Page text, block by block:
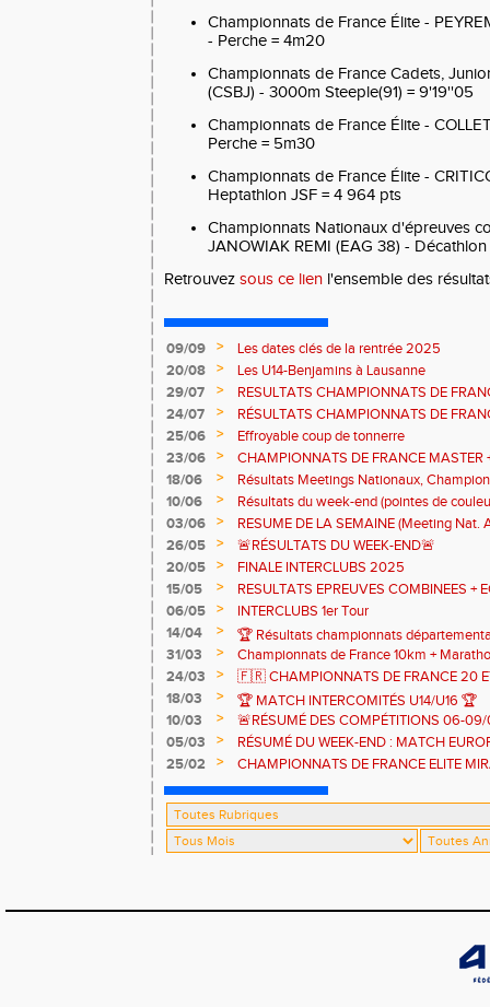
Championnats de France Élite -
- Perche = 4m20
Championnats de France Cadets,
(CSBJ) - 3000m Steeple(91) = 9'19''05
Championnats de France Élite -
Perche = 5m30
Championnats de France Élite -
Heptathlon JSF = 4 964 pts
Championnats Nationaux d'épreuves
JANOWIAK REMI (EAG 38) -
Retrouvez sous ce lien l'ensemble des
09/09 >
Les dates clés de la rentrée 2025
20/08
>
Les U14-Benjamins à Lausanne
29/07
>
RESULTATS CHAMPIONNATS DE
24/07
>
RÉSULTATS CHAMPIONNATS DE
25/06
>
Effroyable coup de tonnerre
23/06
>
CHAMPIONNATS DE FRANCE MASTER
(INTER)NATIONAUX ET COMPETITIONS
18/06 >
Résultats Meetings Nationaux,
Zone Alpes CJESV
10/06 >
Résultats du week-end (pointes de
03/06
>
RESUME DE LA SEMAINE (Meeting
régionaux et départementaux)
26/05 >
🚨RÉSULTATS DU WEEK-END🚨
20/05
>
FINALE INTERCLUBS 2025
15/05
>
RESULTATS EPREUVES COMBINEES +
06/05
>
INTERCLUBS 1er Tour
14/04
>
🏆 Résultats championnats
31/03
>
Championnats de France 10km +
24/03
>
🇫🇷 CHAMPIONNATS DE FRANCE 20
CRITERIUMS NATIONAUX DES JEUNES
18/03 >
🏆 MATCH INTERCOMITÉS U14/U16 🏆
10/03
>
🚨RÉSUMÉ DES COMPÉTITIONS 06-
05/03
>
RÉSUMÉ DU WEEK-END : MATCH
CHAMPIONNATS DE FRANCE CROSS
25/02 > CHAMPIONNATS DE FRANCE ELITE